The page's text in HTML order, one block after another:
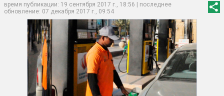
время публикации: 19 сентября 2017 г., 18:56 | последнее
обновление: 07 декабря 2017 г., 09:54